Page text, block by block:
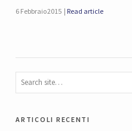
6 Febbraio 2015 Read article
articoli recenti